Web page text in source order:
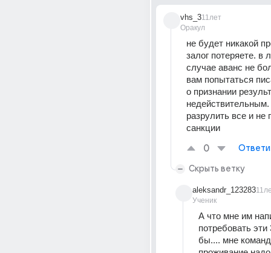
vhs_3
Оракул
11лет
не будет никакой
залог потеряете. в
случае аванс не
вам попытаться
о признании
недействительным.
разрулить все и не
санкции
0
Скрыть ветку
aleksandr_123283
Ученик
А что мне им
потребовать эти
бы.... мне